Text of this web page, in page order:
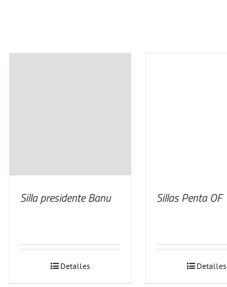
Silla presidente Banu
Detalles
Sillas Penta OF
Detalles